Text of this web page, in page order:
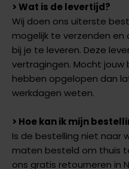
> Wat is de levertijd?
Wij doen ons uiterste
mogelijk te verzenden en
bij je te leveren. Deze
vertragingen. Mocht
hebben opgelopen dan
werkdagen weten.
> Hoe kan ik mijn
Is de bestelling niet naar
maten besteld om thuis
ons gratis retourneren in